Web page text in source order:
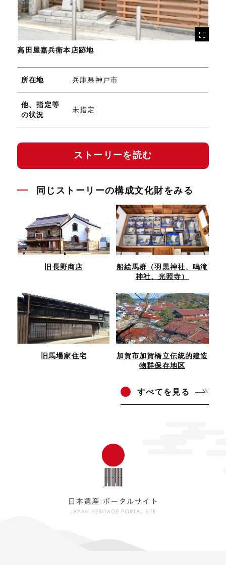
高田屋嘉兵衛本店跡地
所在地 兵庫県神戸市
他、指定等
の状況
未指定
ストーリーを読む
同じストーリーの構成文化財をみる
旧長野商店
船絵馬群（羽黒神社、鳴滝
神社、光照寺）
旧馬場家住宅
加賀市加賀橋立伝統的建造
物群保存地区
すべてを見る